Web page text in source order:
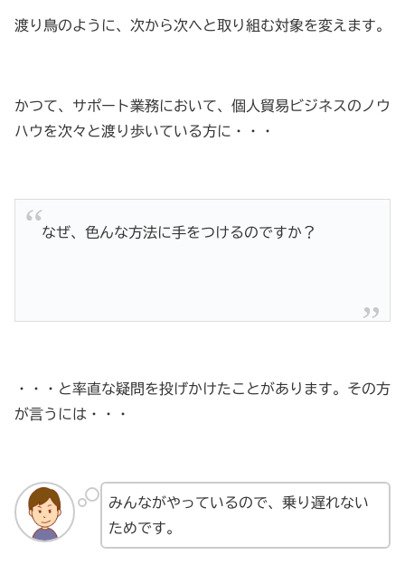
渡り鳥のように、次から次へと取り組む対象を変えます。
かつて、サポート業務において、個人貿易ビジネスのノウ
ハウを次々と渡り歩いている方に・・・
なぜ、色んな方法に手をつけるのですか？
・・・と率直な疑問を投げかけたことがあります。その方
が言うには・・・
みんながやっているので、乗り遅れない
ためです。